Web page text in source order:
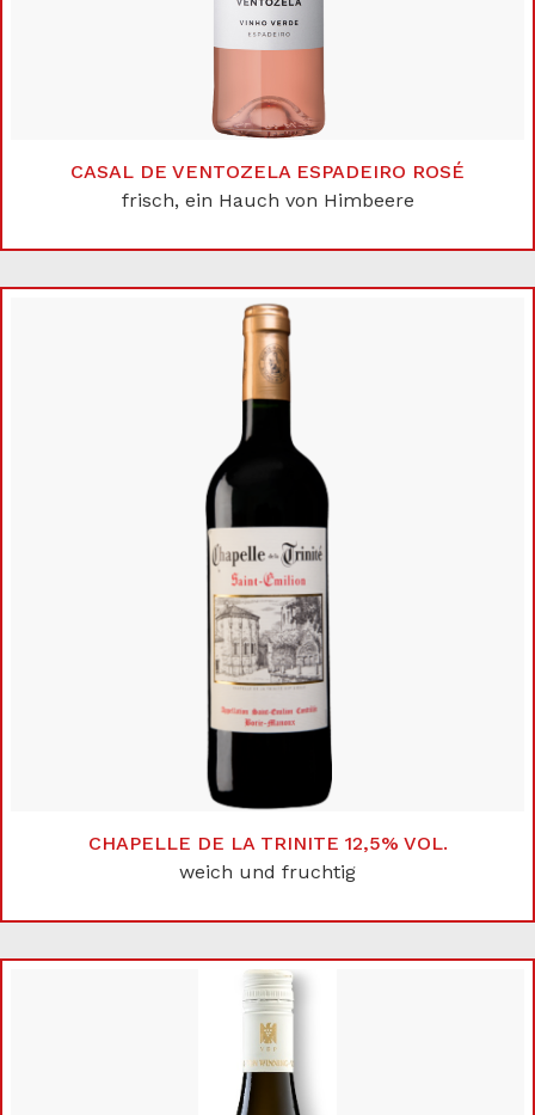
CASAL DE VENTOZELA ESPADEIRO ROSÉ
frisch, ein Hauch von Himbeere
CHAPELLE DE LA TRINITE 12,5% VOL.
weich und fruchtig